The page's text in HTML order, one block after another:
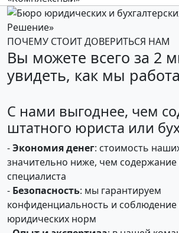
ПОЧЕМУ СТОИТ ДОВЕРИТЬСЯ НАМ
Вы можете всего за 2
увидеть, как мы
С нами выгоднее, чем
штатного юриста или
-Экономия денег: стоимость
значительно ниже, чем содержание
специалиста
- Безопасность: мы гарантируем
конфиденциальность и соблюдение
юридических норм